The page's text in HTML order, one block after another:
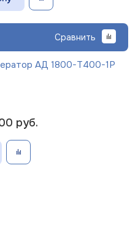
Сравнить
АД 1800-Т400-1Р
руб.